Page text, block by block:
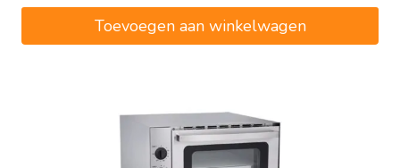
Toevoegen aan winkelwagen